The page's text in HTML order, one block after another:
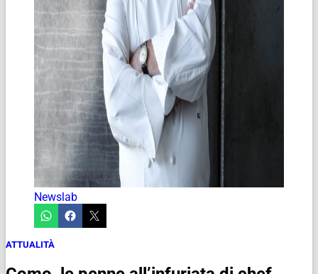
Newslab
ATTUALITÀ